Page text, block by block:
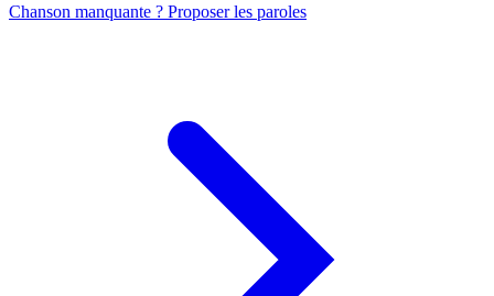
Chanson manquante ? Proposer les paroles